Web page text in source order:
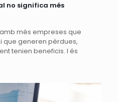
no significa més
més empreses que
que generen pèrdues,
tenien beneficis. I és